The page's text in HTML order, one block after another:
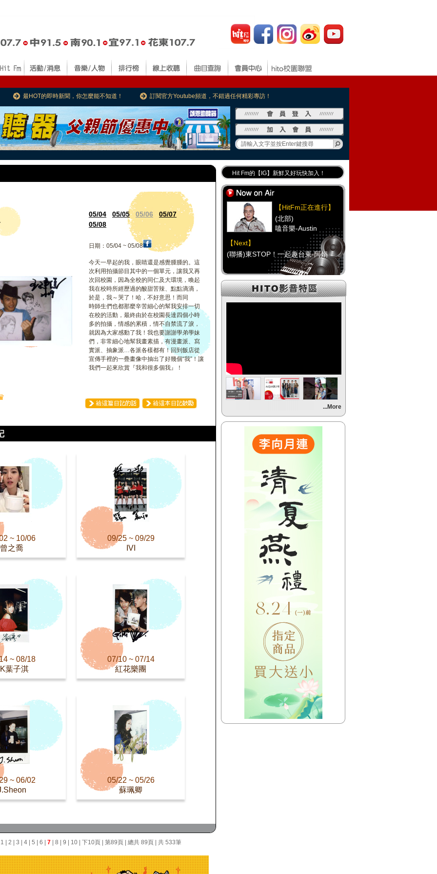
最HOT的即時新聞，你怎麼能不知道！ 訂閱官方Youtube頻道，不錯過任何精彩專訪！
05/04 05/05 05/06
05/07
05/08
日期：05/04 ~ 05/08
今天一早起的我，眼睛還是感覺腫腫的。這
次利用拍攝節目其中的一個單元，讓我又再
次回校園，因為全校的同仁及大環境，喚起
我在校時所經歷過的酸甜苦辣、點點滴滴，
於是，我～哭了！哈，不好意思！而同
時師生們也都那麼辛苦細心的幫我安排一切
在校的活動，最終由於在校園長達四個小時
多的拍攝，情感的累積，情不自禁流了淚，
就因為大家感動了我！我也要謝謝學弟學妹
們，非常細心地幫我畫素描，有漫畫派、寫
實派、抽象派…各派各樣都有！回到飯店從
宣傳手裡的一疊畫像中抽出了好幾個“我”！讓
我們一起來欣賞『我和很多個我』！
~ 10/06
曾之喬
09/25 ~ 09/29
IVI
~ 08/18
葉子淇
07/10 ~ 07/14
紅花樂團
~ 06/02
05/22 ~ 05/26
蘇珮卿
1 2 3 4| 5 6 7| 8 9 10| 下10頁| 第89頁| 總共 89頁 | 共 533筆
Hit Fm的【IG】新鮮又好玩快加入！
Hit Fm【FB臉書粉絲團】等你加入！
最專業《DJ推薦》好音樂千萬別錯過！
好康報報 最新優惠訊息都在這！
【HitFm正在進行】
(北部)
嗑音樂-Austin
【Next】
(聯播)東STOP！一起趣台東-阿娟
【HitFm正在進行】
(中部)
(南部)
HITO FUN 輕鬆-韋恩
【Next】
(聯播)東STOP！一起趣台東-阿娟
【HitFm正在進行】
(宜蘭)
(聯播)東STOP！一起趣台東-阿娟
【HitFm正在進行】
Hito放輕鬆
(聯播)東STOP！一起趣台東-阿娟
...More